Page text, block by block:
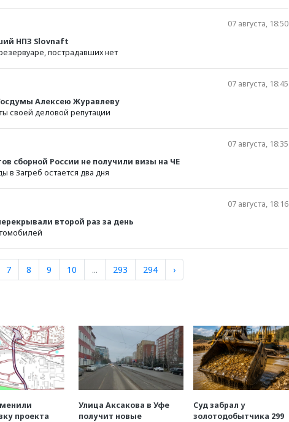
07 августа, 18:50
НПЗ Slovnaft
пострадавших нет
07 августа, 18:45
Алексею Журавлеву
своей деловой репутации
07 августа, 18:35
сборной России не получили визы на ЧЕ
в Загреб остается два дня
07 августа, 18:16
второй раз за день
7 8 9 10 ... 293 294 ›
проекта
Улица Аксакова в Уфе
получит новые
Суд забрал у
золотодобытчика 299
В Башкирии тысячи
запаса» добиваются